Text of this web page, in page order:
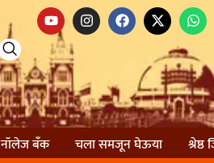
नॉलेज बॅंक चला समजून घेऊया
श्रेष्ठ